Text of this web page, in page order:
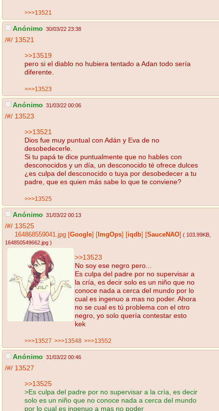
>>>13521
Anónimo 30/03/22 23:38
/#/ 13521
>>13519
pero si el diablo no hubiera tentado a Adan todo sería
diferente.
>>>13523
Anónimo 31/03/22 00:06
/#/ 13523
>>13521
Dios fue muy puntual con Adán y Eva de no
desobedecerle.
Si tu papá te dice puntualmente que no hables con
desconocidos y un día, un desconocido té ofrece dulces
¿es culpa del desconocido o tuya por desobedecer a tu
padre, que es quien más sabe lo que te conviene?
>>>13525
Anónimo 31/03/22 00:13
/#/ 13525
164868559041.jpg [Google] [ ImgOps] [iqdb] [SauceNAO] ( 103.99KB
164850549662.jpg )
>>13523
No soy ese negro pero...
Es culpa del padre por no supervisar a
la cría, es decir solo es un niño que no
conoce nada a cerca del mundo por lo
cual es ingenuo a mas no poder. Ahora
no se cual es tú problema con el otro
negro, yo solo quería contestar esto
kek
>>>13527 >>>13548 >>>13552
Anónimo 31/03/22 00:46
/#/ 13527
>>13525
>Es culpa del padre por no supervisar a la cría, es decir
solo es un niño que no conoce nada a cerca del mundo
por lo cual es ingenuo a mas no poder